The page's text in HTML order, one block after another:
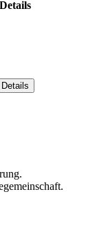
Details
Details